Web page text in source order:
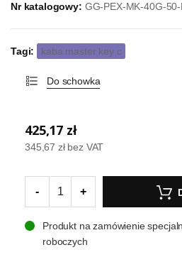
Nr katalogowy: GG-PEX-MK-40G-50-
Tagi: kaba master key c
Do schowka
425,17 zł
345,67 zł bez VAT
- +
Produkt na zamówienie
roboczych